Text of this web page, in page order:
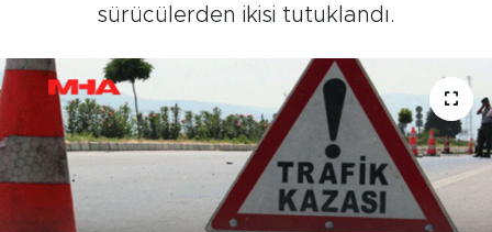
sürücülerden ikisi tutuklandı.